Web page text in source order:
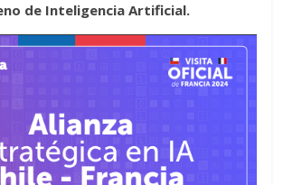
p
p
m ti
r
de Inteligencia Artificial.